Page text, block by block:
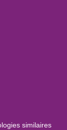
similaires